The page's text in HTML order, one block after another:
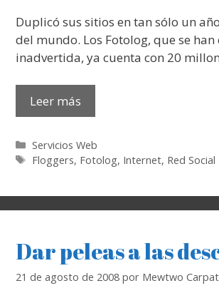
Duplicó sus sitios en tan sólo un
del mundo. Los Fotolog, que se
inadvertida, ya cuenta con 20
Leer más
Categorías
Servicios Web
Etiquetas
Floggers, Fotolog, Internet, Red Social
Dar peleas a las
21 de agosto de 2008 por Mewtwo